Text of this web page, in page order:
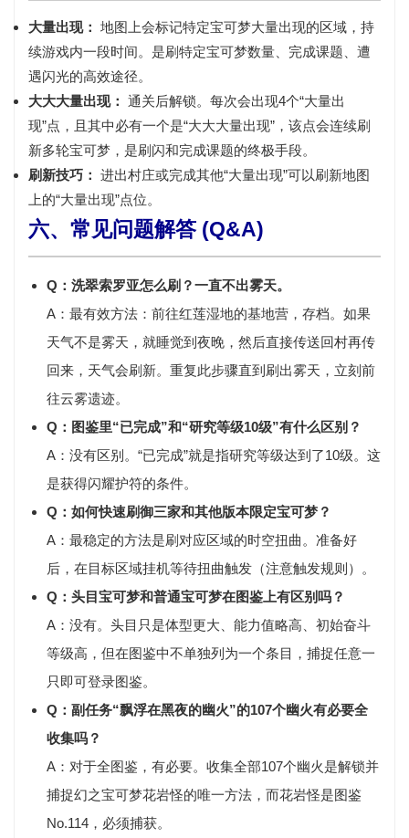
大量出现： 地图上会标记特定宝可梦大量出现的区域，持
续游戏内一段时间。是刷特定宝可梦数量、完成课题、遭
遇闪光的高效途径。
大大大量出现： 通关后解锁。每次会出现4个“大量出
现”点 ，且其中必有一个是“大大大量出现”，该点会连续刷
新多轮宝可梦 ，是刷闪和完成课题的终极手段。
刷新技巧： 进出村庄或完成其他“大量出现”可以刷新地图
上的“大量出现”点位。
六、常见问题解答 (Q&A)
Q：洗翠索罗亚怎么刷？一直不出雾天。
A：最有效方法：前往红莲湿地的基地营 ，存档。如果
天气不是雾天，就睡觉到夜晚 ，然后直接传送回村再传
回来，天气会刷新。重复此步骤直到刷出雾天，立刻前
往云雾遗迹。
Q：图鉴里“已完成”和“研究等级10级”有什么区别？
A： 没有区别 。“已完成”就是指研究等级达到了10级。这
是获得闪耀护符的条件。
Q：如何快速刷御三家和其他版本限定宝可梦？
A：最稳定的方法是刷对应区域的时空扭曲 。准备好
后，在目标区域挂机等待扭曲触发（注意触发规则）。
Q：头目宝可梦和普通宝可梦在图鉴上有区别吗？
A：没有。头目只是体型更大、能力值略高、初始奋斗
等级高，但在图鉴中不单独列为一个条目，捕捉任意一
只即可登录图鉴。
Q：副任务“飘浮在黑夜的幽火”的107个幽火有必要全
收集吗？
A：对于全图鉴， 有必要。收集全部107个幽火是解锁并
捕捉幻之宝可梦花岩怪的唯一方法，而花岩怪是图鉴
No.114，必须捕获。